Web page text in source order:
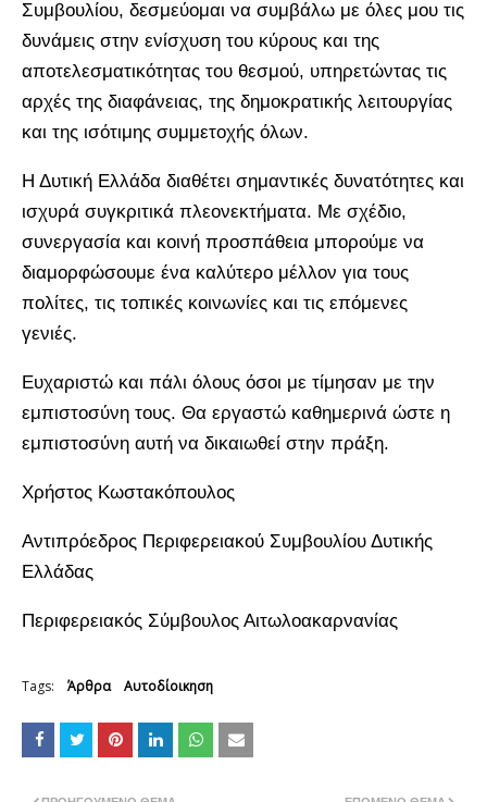
Συμβουλίου, δεσμεύομαι να συμβάλω με όλες μου τις
δυνάμεις στην ενίσχυση του κύρους και της
αποτελεσματικότητας του θεσμού, υπηρετώντας τις
αρχές της διαφάνειας, της δημοκρατικής λειτουργίας
και της ισότιμης συμμετοχής όλων.
Η Δυτική Ελλάδα διαθέτει σημαντικές δυνατότητες και
ισχυρά συγκριτικά πλεονεκτήματα. Με σχέδιο,
συνεργασία και κοινή προσπάθεια μπορούμε να
διαμορφώσουμε ένα καλύτερο μέλλον για τους
πολίτες, τις τοπικές κοινωνίες και τις επόμενες
γενιές.
Ευχαριστώ και πάλι όλους όσοι με τίμησαν με την
εμπιστοσύνη τους. Θα εργαστώ καθημερινά ώστε η
εμπιστοσύνη αυτή να δικαιωθεί στην πράξη.
Χρήστος Κωστακόπουλος
Αντιπρόεδρος Περιφερειακού Συμβουλίου Δυτικής
Ελλάδας
Περιφερειακός Σύμβουλος Αιτωλοακαρνανίας
Tags: Άρθρα Αυτοδίοικηση